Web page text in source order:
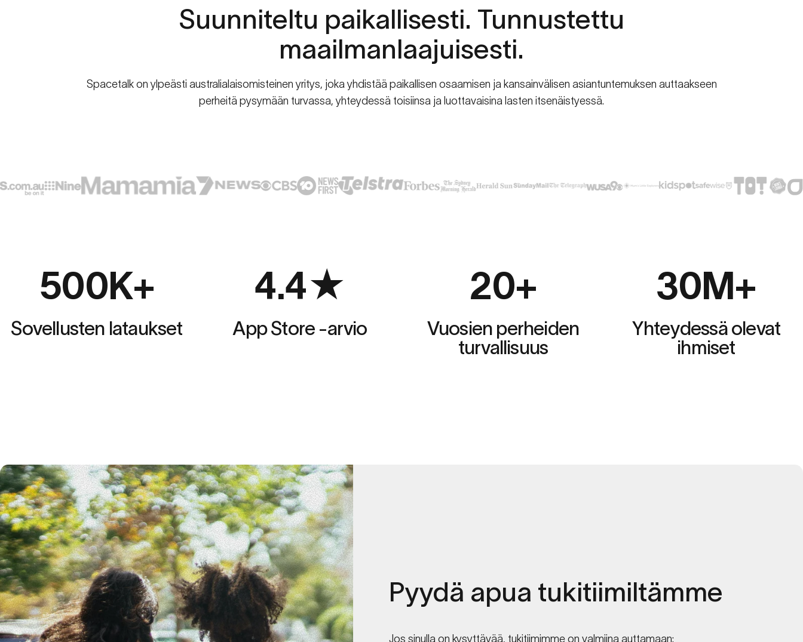
Suunniteltu paikallisesti. Tunnustettu
maailmanlaajuisesti.
Spacetalk on ylpeästi australialaisomisteinen yritys, joka yhdistää paikallisen osaamisen ja kansainvälisen asiantuntemuksen auttaakseen
perheitä pysymään turvassa, yhteydessä toisiinsa ja luottavaisina lasten itsenäistyessä.
500K+
Sovellusten lataukset
4.4★
App Store -arvio
20+
Vuosien perheiden
turvallisuus
30M+
Yhteydessä olevat
ihmiset
Pyydä apua tukitiimiltämme
Jos sinulla on kysyttävää, tukitiimimme on valmiina auttamaan: